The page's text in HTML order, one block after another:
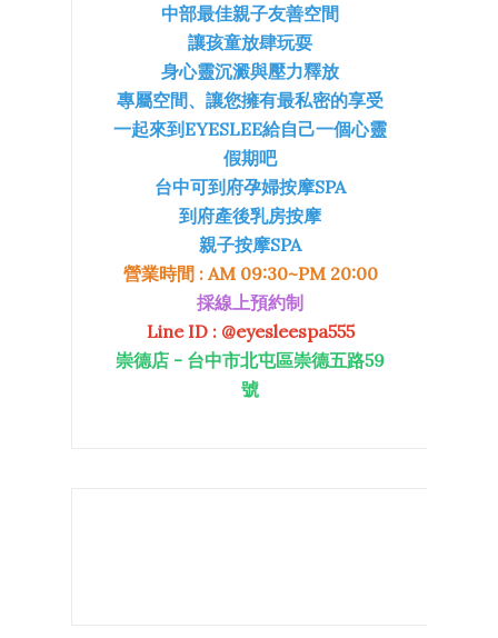
中部最佳親子友善空間
讓孩童放肆玩耍
身心靈沉澱與壓力釋放
專屬空間、讓您擁有最私密的享受
一起來到EYESLEE給自己一個心靈
假期吧
台中可到府孕婦按摩SPA
到府產後乳房按摩
親子按摩SPA
營業時間: AM 09:30~PM 20:00
採線上預約制
Line ID : @eyesleespa555
崇德店 - 台中市北屯區崇德五路59
號